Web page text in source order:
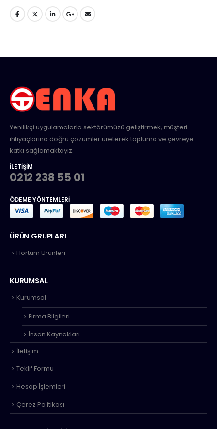
Yenilikçi uygulamalarla sektörümüzü geliştirmek, müşteri
ihtiyaçlarına doğru çözümler üreterek topluma ve çevreye
katkı sağlamaktayız.
İLETIŞIM
0212 238 55 01
ÖDEME YÖNTEMLERI
ÜRÜN GRUPLARI
Hortum Ürünleri
KURUMSAL
Kurumsal
Firma Bilgileri
İnsan Kaynakları
İletişim
Teklif Formu
Hesap İşlemleri
Çerez Politikası